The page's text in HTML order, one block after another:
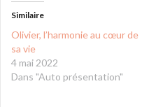
Similaire
Olivier, l’harmonie au cœur de
sa vie
4 mai 2022
Dans "Auto présentation"